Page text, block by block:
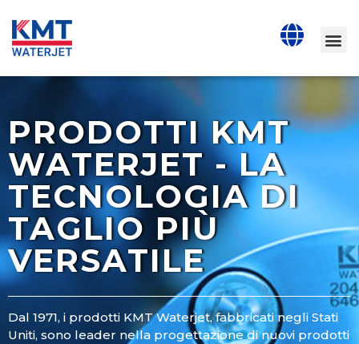
PRODOTTI KMT
WATERJET - LA
TECNOLOGIA DI
TAGLIO PIÙ
VERSATILE
Dal 1971, i prodotti KMT Waterjet, fabbricati negli Stati
Uniti, sono leader nella progettazione di nuovi prodotti